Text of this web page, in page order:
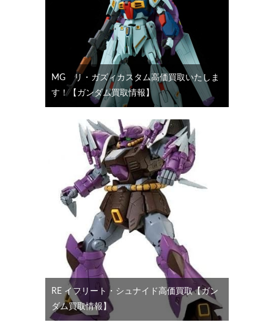
MG リ・ガズィカスタム高価買取いたしま
す！【ガンダム買取情報】
RE イフリート・シュナイド高価買取【ガン
ダム買取情報】